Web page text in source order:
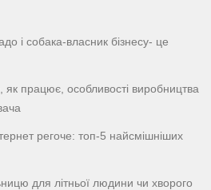
і собака-власник бізнесу- це
працює, особливості виробництва
регоче: топ-5 найсмішніших
для літньої людини чи хворого